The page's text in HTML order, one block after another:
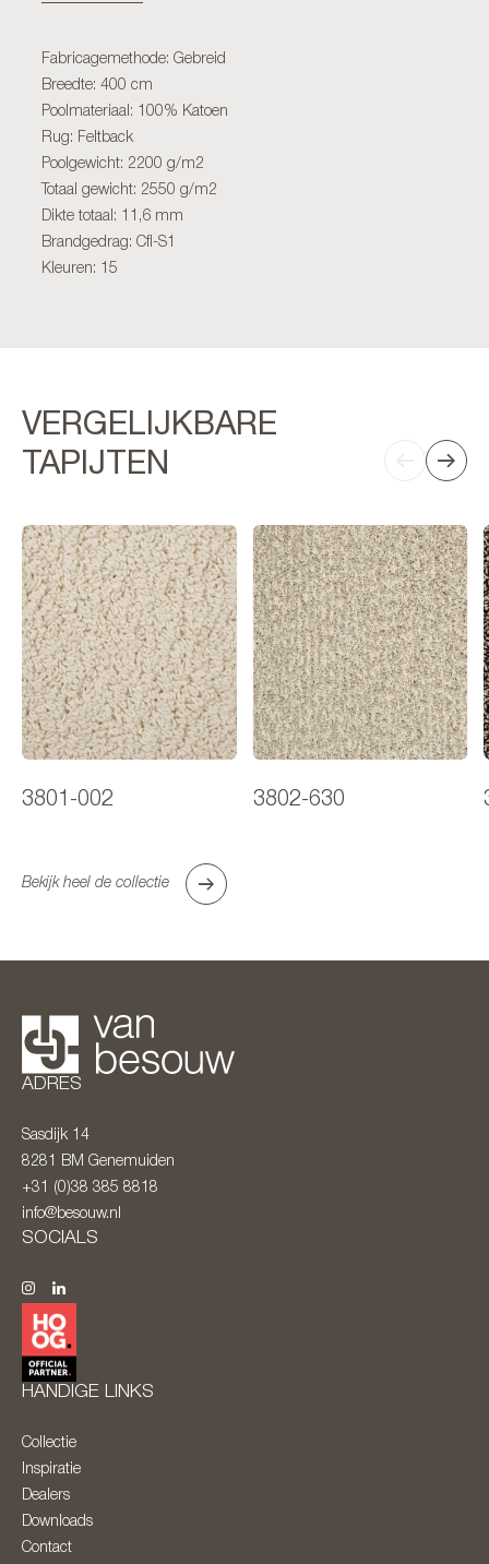
Fabricagemethode: Gebreid
Breedte: 400 cm
Poolmateriaal: 100% Katoen
Rug: Feltback
Poolgewicht: 2200 g/m2
Totaal gewicht: 2550 g/m2
Dikte totaal: 11,6 mm
Brandgedrag: Cfl-S1
Kleuren: 15
VERGELIJKBARE
TAPIJTEN
3801-002 3802-630
Bekijk heel de collectie
ADRES
Sasdijk 14
8281 BM Genemuiden
+31 (0)38 385 8818
info@besouw.nl
SOCIALS
HANDIGE LINKS
Collectie
Inspiratie
Dealers
Downloads
Contact